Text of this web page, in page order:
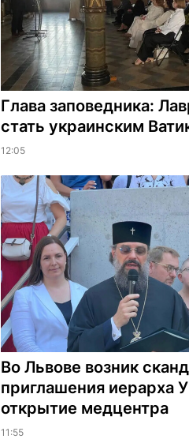
Глава заповедника:
стать украинским
12:05
Во Львове возник
приглашения иерарха
открытие медцентра
11:55